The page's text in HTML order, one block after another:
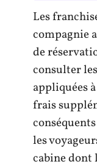
Les
compagnie
de
consulter
appliquées
frais
les
cabine dont